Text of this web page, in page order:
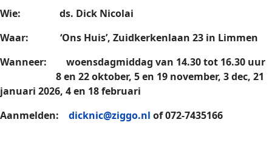
Wie: ds. Dick Nicolai
Waar: ‘Ons Huis’, Zuidkerkenlaan 23 in Limmen
Wanneer: woensdagmiddag van 14.30 tot 16.30 uur
8 en 22 oktober, 5 en 19 november, 3 dec, 21
januari 2026, 4 en 18 februari
Aanmelden:
dicknic@ziggo.nl of 072-7435166